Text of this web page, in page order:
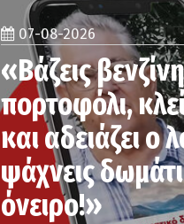
07-08-2026
«Βάζεις
πορτοφόλι,
και αδειάζει ο
ψάχνεις
όνειρο!»